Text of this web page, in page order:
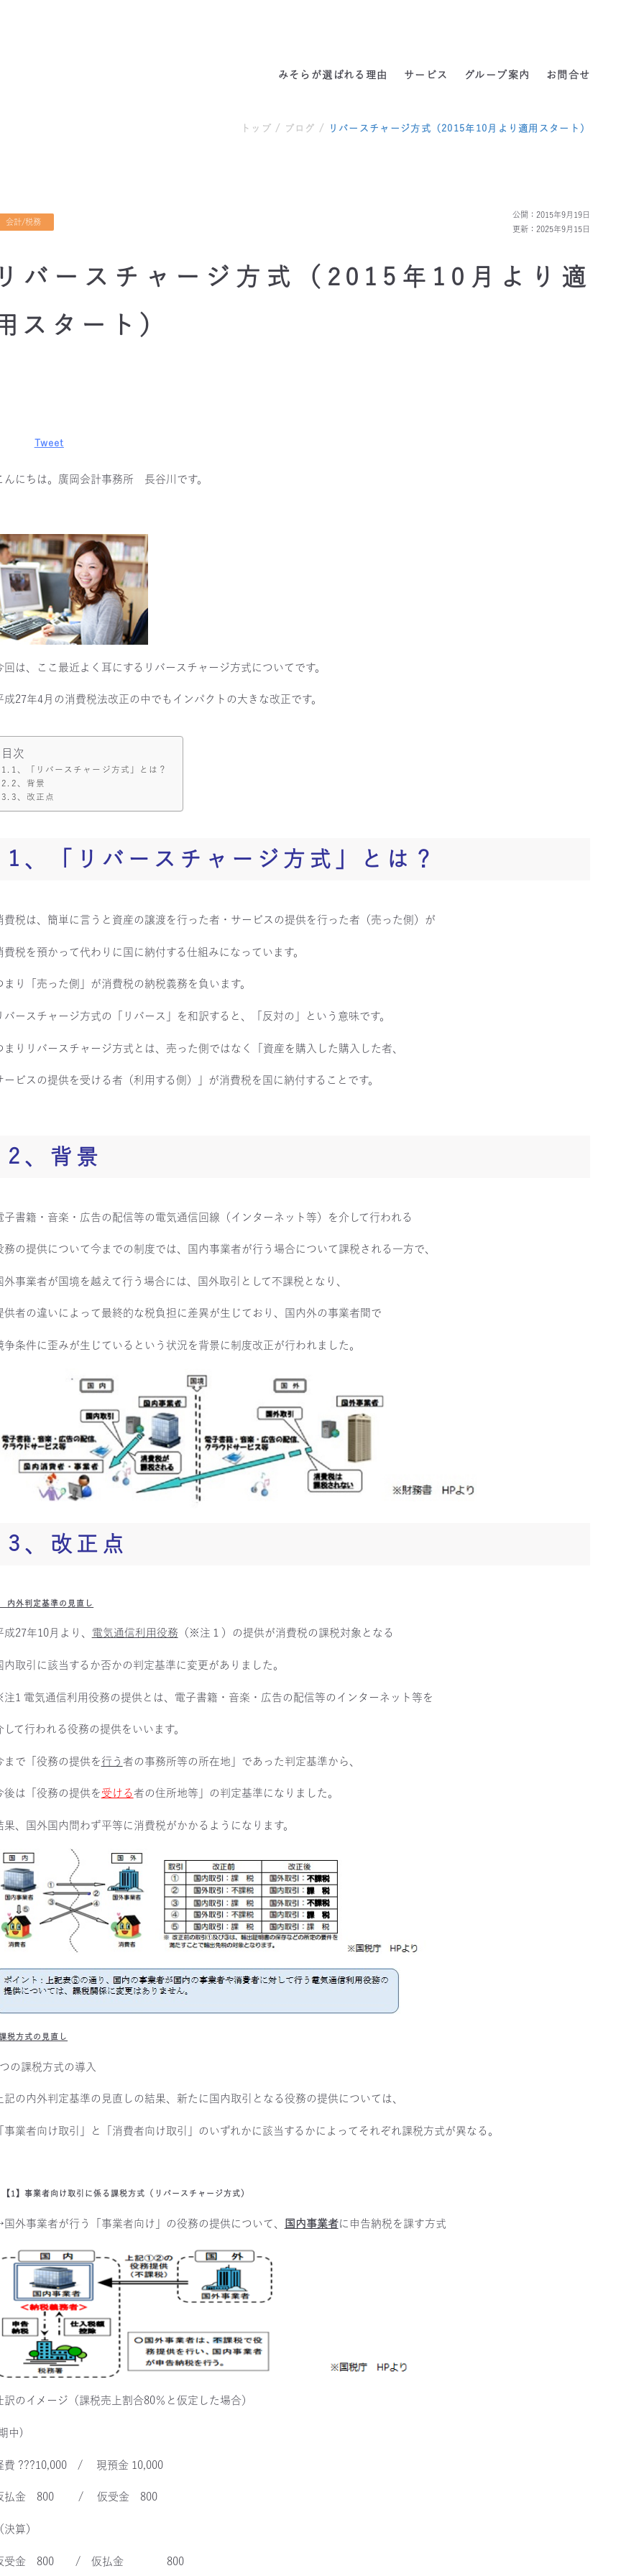
みそらが選ばれる理由 サービス グループ案内 お問合せ
お客様の声 よくある質問
アクセス
トップ / ブログ / リバースチャージ方式（2015年10月より適用スタート）
会計/税務
公開：2015年9月19日
更新：2025年9月15日
バースチャージ方式（2015年10月より適
スタート）
Tweet
んにちは。廣岡会計事務所 長谷川です。
回は、ここ最近よく耳にするリバースチャージ方式についてです。
成27年4月の消費税法改正の中でもインパクトの大きな改正です。
目次
1、「リバースチャージ方式」とは？
2、背景
3、改正点
1、「リバースチャージ方式」とは？
費税は、簡単に言うと資産の譲渡を行った者・サービスの提供を行った者（売った側）が
費税を預かって代わりに国に納付する仕組みになっています。
まり「売った側」が消費税の納税義務を負います。
バースチャージ方式の「リバース」を和訳すると、「反対の」という意味です。
まりリバースチャージ方式とは、売った側ではなく「資産を購入した購入した者、
ービスの提供を受ける者（利用する側）」が消費税を国に納付することです。
2、背景
子書籍・音楽・広告の配信等の電気通信回線（インターネット等）を介して行われる
務の提供について今までの制度では、国内事業者が行う場合について課税される一方で、
外事業者が国境を越えて行う場合には、国外取引として不課税となり、
供者の違いによって最終的な税負担に差異が生じており、国内外の事業者間で
争条件に歪みが生じているという状況を背景に制度改正が行われました。
3、改正点
外判定基準の見直し
成27年10月より、 電気通信利用役務 （※注１）の提供が消費税の課税対象となる
内取引に該当するか否かの判定基準に変更がありました。
1 電気通信利用役務の提供とは、電子書籍・音楽・広告の配信等のインターネット等を
して行われる役務の提供をいいます。
まで「役務の提供を 行う 者の事務所等の所在地」であった判定基準から、
後は「役務の提供を 受ける 者の住所地等」の判定基準になりました。
果、国外国内問わず平等に消費税がかかるようになります。
税方式の見直し
の課税方式の導入
記の内外判定基準の見直しの結果、新たに国内取引となる役務の提供については、
事業者向け取引」と「消費者向け取引」のいずれかに該当するかによってそれぞれ課税方式が異なる。
1】事業者向け取引に係る課税方式（リバースチャージ方式）
外事業者が行う「事業者向け」の役務の提供について、 国内事業者に申告納税を課す方式
訳のイメージ（課税売上割合80％と仮定した場合）
中)
費 ???10,000 / 現預金 10,000
払金 800 / 仮受金 800
決算）
受金 800 / 仮払金 800